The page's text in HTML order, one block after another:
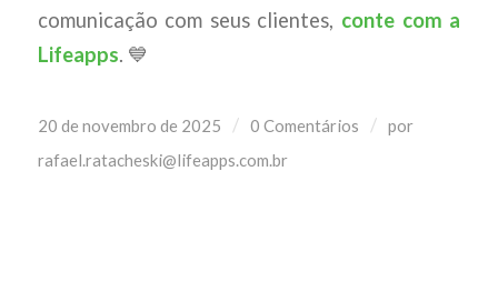
comunicação com seus clientes, conte com a
Lifeapps. 💙
20 de novembro de 2025 / 0 Comentários / por
rafael.ratacheski@lifeapps.com.br